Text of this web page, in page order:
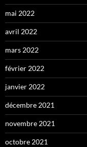
mai 2022
avril 2022
mars 2022
février 2022
janvier 2022
décembre 2021
novembre 2021
octobre 2021